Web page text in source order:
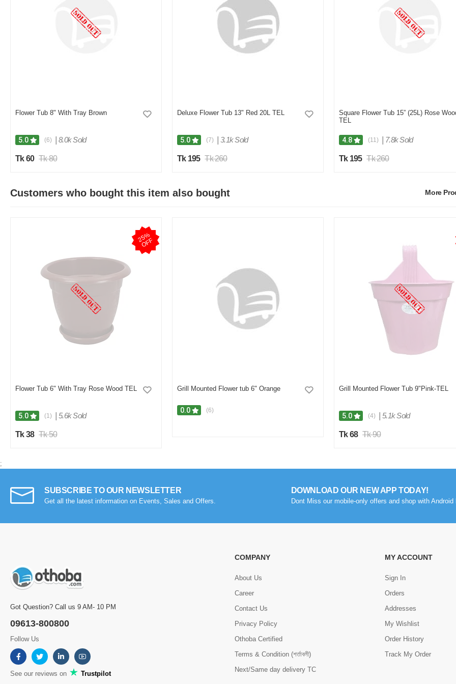
Flower Tub 8" With Tray Brown
5.0 (6) 8.0k Sold
Tk 60 Tk 80
Deluxe Flower Tub 13" Red 20L TEL
5.0 (7) 3.1k Sold
Tk 195 Tk 260
Square Flower Tub 15” (25L) Rose
TEL
4.8 (11) 7.8k Sold
Tk 195 Tk 260
Customers who bought this item also bought More
2
5
%
O
F
F
Flower Tub 6" With Tray Rose Wood TEL
5.0 (1) 5.6k Sold
Tk 38 Tk 50
Grill Mounted Flower tub 6" Orange
0.0 (6)
Grill Mounted Flower Tub 9"Pink-TEL
5.0 (4) 5.1k Sold
Tk 68 Tk 90
;
SUBSCRIBE TO OUR NEWSLETTER
Get all the latest information on Events, Sales and Offers.
DOWNLOAD OUR NEW APP TODAY!
Dont Miss our mobile-only offers and shop with Android
Got Question? Call us 9 AM- 10 PM
09613-800800
Follow Us
See our reviews on Trustpilot
COMPANY
About Us
Career
Contact Us
Privacy Policy
Othoba Certified
Terms & Condition (শর্তাবলী)
Next/Same day delivery TC
MY ACCOUNT
Sign In
Orders
Addresses
My Wishlist
Order History
Track My Order